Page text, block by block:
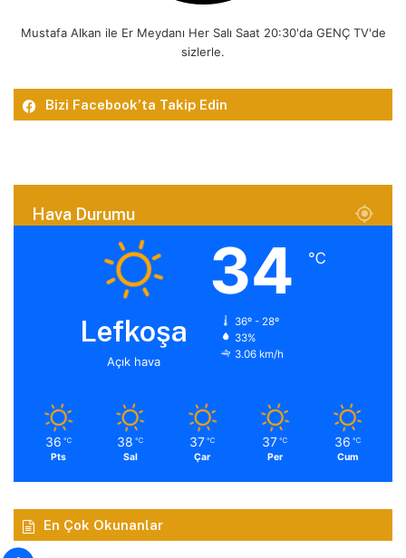
Mustafa Alkan ile Er Meydanı Her Salı Saat 20:30'da GENÇ TV'de
sizlerle.
Bizi Facebook’ta Takip Edin
Hava Durumu
Lefkoşa
Açık hava
34 ℃
36º - 28º
33%
3.06 km/h
36 ℃
Pts
38 ℃
Sal
37 ℃
Çar
37 ℃
Per
36 ℃
Cum
En Çok Okunanlar